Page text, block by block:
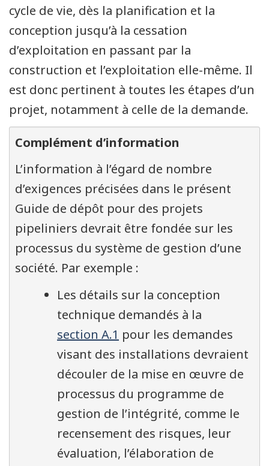
cycle de vie, dès la planification et la
conception jusqu’à la cessation
d’exploitation en passant par la
construction et l’exploitation elle-même. Il
est donc pertinent à toutes les étapes d’un
projet, notamment à celle de la demande.
Complément d’information
L’information à l’égard de nombre
d’exigences précisées dans le présent
Guide de dépôt pour des projets
pipeliniers devrait être fondée sur les
processus du système de gestion d’une
société. Par exemple :
Les détails sur la conception
technique demandés à la
section A.1 pour les demandes
visant des installations devraient
découler de la mise en œuvre de
processus du programme de
gestion de l’intégrité, comme le
recensement des risques, leur
évaluation, l’élaboration de